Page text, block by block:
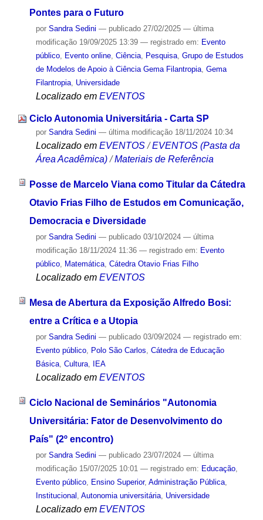
Pontes para o Futuro
por Sandra Sedini — publicado27/02/2025 — última
modificação19/09/2025 13:39 — registrado em: Evento
público, Evento online, Ciência, Pesquisa, Grupo de Estudos
de Modelos de Apoio à Ciência Gema Filantropia, Gema
Filantropia, Universidade
Localizado em EVENTOS
Ciclo Autonomia Universitária - Carta SP
por Sandra Sedini — última modificação18/11/2024 10:34
Localizado em EVENTOS /EVENTOS (Pasta da
Área Acadêmica) /Materiais de Referência
Posse de Marcelo Viana como Titular da Cátedra
Otavio Frias Filho de Estudos em Comunicação,
Democracia e Diversidade
por Sandra Sedini — publicado03/10/2024 — última
modificação18/11/2024 11:36 — registrado em: Evento
público, Matemática, Cátedra Otavio Frias Filho
Localizado em EVENTOS
Mesa de Abertura da Exposição Alfredo Bosi:
entre a Crítica e a Utopia
por Sandra Sedini — publicado03/09/2024 — registrado em:
Evento público, Polo São Carlos Cátedra de Educação
Básica, Cultura, IEA
Localizado em EVENTOS
Ciclo Nacional de Seminários "Autonomia
Universitária: Fator de Desenvolvimento do
País" (2º encontro)
por Sandra Sedini — publicado23/07/2024 — última
modificação15/07/2025 10:01 — registrado em: Educação,
Evento público, Ensino Superior, Administração Pública,
Institucional Autonomia universitária, Universidade
Localizado em EVENTOS